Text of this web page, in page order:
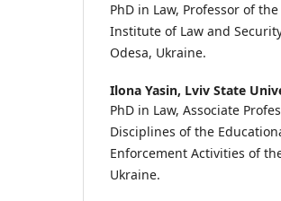
PhD in Law, Professor of
Institute of Law and
Odesa, Ukraine.
Ilona Yasin, Lviv State
PhD in Law, Associate
Disciplines of the
Enforcement Activities of
Ukraine.